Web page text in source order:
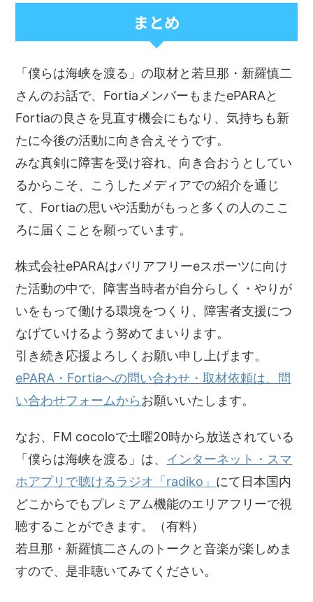
まとめ
「僕らは海峡を渡る」の取材と若旦那・新羅慎二
さんのお話で、FortiaメンバーもまたePARAと
Fortiaの良さを見直す機会にもなり、気持ちも新
たに今後の活動に向き合えそうです。
みな真剣に障害を受け容れ、向き合おうとしてい
るからこそ、こうしたメディアでの紹介を通じ
て、Fortiaの思いや活動がもっと多くの人のここ
ろに届くことを願っています。
株式会社ePARAはバリアフリーeスポーツに向け
た活動の中で、障害当時者が自分らしく・やりが
いをもって働ける環境をつくり、障害者支援につ
なげていけるよう努めてまいります。
引き続き応援よろしくお願い申し上げます。
ePARA・Fortiaへの問い合わせ・取材依頼は、問
い合わせフォームからお願いいたします。
なお、FM cocoloで土曜20時から放送されている
「僕らは海峡を渡る」は、 インターネット・スマ
ホアプリで聴けるラジオ「radiko」 にて日本国内
どこからでもプレミアム機能のエリアフリーで視
聴することができます。（有料）
若旦那・新羅慎二さんのトークと音楽が楽しめま
すので、是非聴いてみてください。